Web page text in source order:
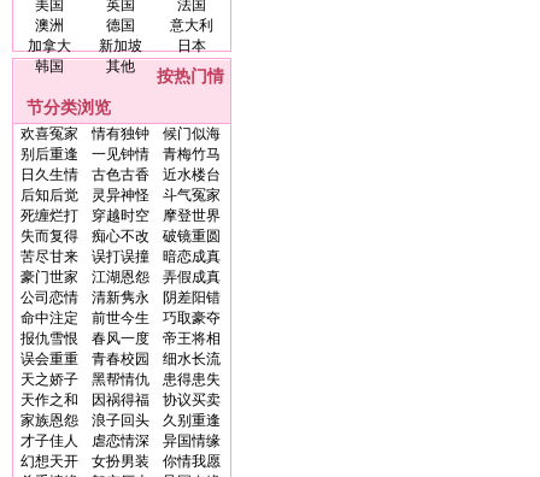
美国
英国
法国
澳洲
德国
意大利
加拿大
新加坡
日本
韩国
其他
按热门情
节分类浏览
欢喜冤家 情有独钟
候门似海
别后重逢
一见钟情
青梅竹马
日久生情
古色古香
近水楼台
后知后觉
灵异神怪
斗气冤家
死缠烂打
穿越时空
摩登世界
失而复得
痴心不改
破镜重圆
苦尽甘来
误打误撞
暗恋成真
豪门世家
江湖恩怨
弄假成真
公司恋情
清新隽永
阴差阳错
命中注定
前世今生
巧取豪夺
报仇雪恨
春风一度
帝王将相
误会重重
青春校园
细水长流
天之娇子
黑帮情仇
患得患失
天作之和
因祸得福
协议买卖
家族恩怨
浪子回头
久别重逢
才子佳人
虐恋情深
异国情缘
幻想天开
女扮男装
你情我愿